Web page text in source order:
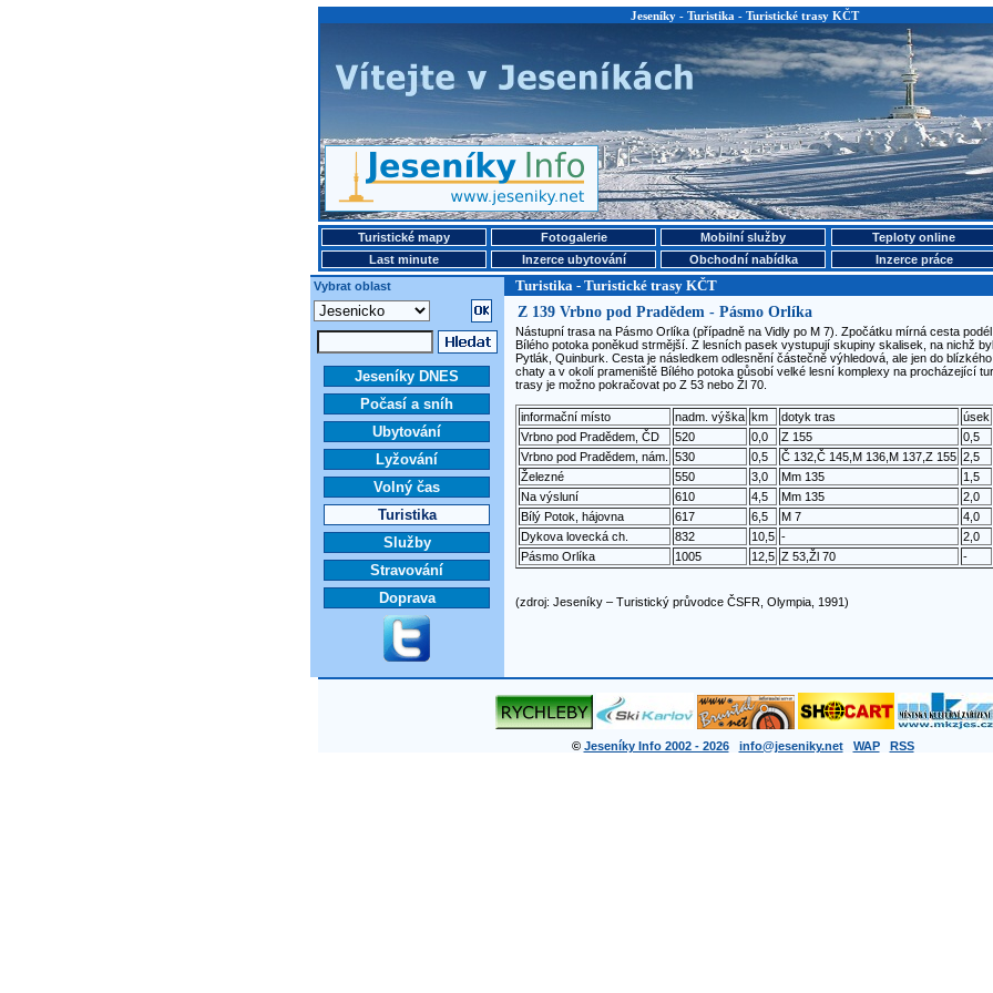
Jeseníky - Turistika - Turistické trasy KČT
Turistické mapy Fotogalerie Mobilní služby Teploty online
Last minute
Inzerce ubytování Obchodní nabídka Inzerce práce
Vybrat oblast
Turistika - Turistické trasy KČT
Jeseníky DNES
Počasí a sníh
Ubytování
Lyžování
Volný čas
Turistika
Služby
Stravování
Doprava
Z 139 Vrbno pod Pradědem - Pásmo Orlíka
Nástupní trasa na Pásmo Orlíka (případně na Vidly po M 7). Zpočátku mírná cesta
Bílého potoka poněkud strmější. Z lesních pasek vystupují skupiny skalisek, na nichž
Pytlák, Quinburk. Cesta je následkem odlesnění částečně výhledová, ale jen do
chaty a v okolí prameniště Bílého potoka působí velké lesní komplexy na procházející
trasy je možno pokračovat po Z 53 nebo Žl 70.
informační místo nadm. výška km dotyk tras úsek
Vrbno pod Pradědem, ČD
520 0,0 Z 155 0,5
Vrbno pod Pradědem, nám.
530 0,5 Č 132,Č 145,M 136,M 137,Z 155 2,5
Železné
550 3,0 Mm 135 1,5
Na výsluní
610 4,5 Mm 135 2,0
Bílý Potok, hájovna
617 6,5 M 7 4,0
Dykova lovecká ch.
832 10,5 - 2,0
Pásmo Orlíka
1005 12,5 Z 53,Žl 70 -
(zdroj: Jeseníky – Turistický průvodce ČSFR, Olympia, 1991)
© Jeseníky Info 2002 - 2026 info@jeseniky.net WAP RSS